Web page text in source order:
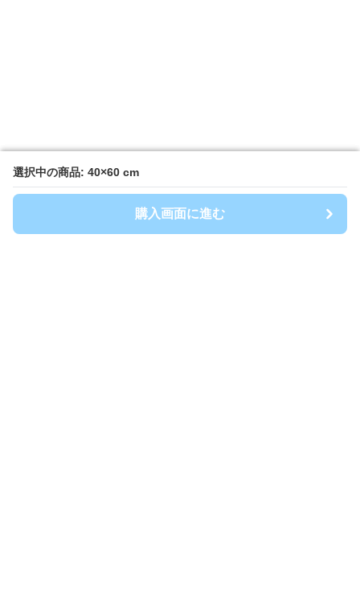
選択中の商品: 40×60 cm
購入画面に進む
選択中の商品: 40×60 cm
購入画面に進む